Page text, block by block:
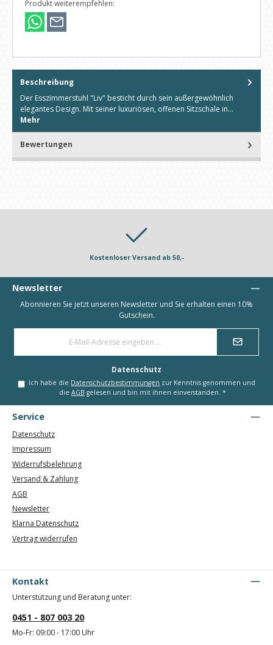
Produkt weiterempfehlen:
Beschreibung
Der Esszimmerstuhl "Liv" besticht durch sein außergewöhnlich
elegantes Design. Mit seiner luxuriösen, offenen Sitzschale in…
Mehr
Bewertungen
Kostenloser Versand ab 50,-
Newsletter
Abonnieren Sie jetzt unseren Newsletter und Sie erhalten einen 10%
Gutschein.
Datenschutz
Ich habe die Datenschutzbestimmungen zur Kenntnis genommen und
die AGB gelesen und bin mit ihnen einverstanden. *
Service
Datenschutz
Impressum
Widerrufsbelehrung
Versand & Zahlung
AGB
Newsletter
Klarna Datenschutz
Vertrag widerrufen
Kontakt
Unterstützung und Beratung unter:
0451 - 807 003 20
Mo-Fr: 09:00 - 17:00 Uhr